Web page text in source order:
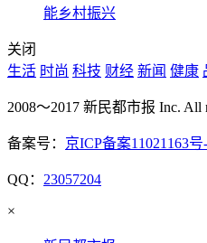
能乡村振兴
关闭
生活 时尚 科技 财经 新闻 健康
2008～2017 新民都市报 Inc. All
备案号： 京ICP备案11021163号
QQ： 23057204
×